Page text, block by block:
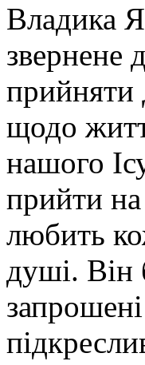
Владика
звернене
прийняти
щодо
нашого
прийти
любить
душі. Він